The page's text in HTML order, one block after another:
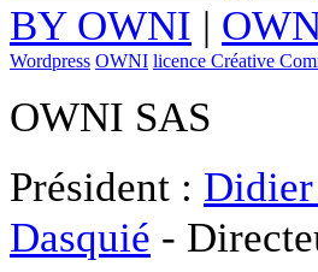
BY OWNI |
Wordpress OWNI licence Créative
OWNI SAS
Président :
Dasquié -